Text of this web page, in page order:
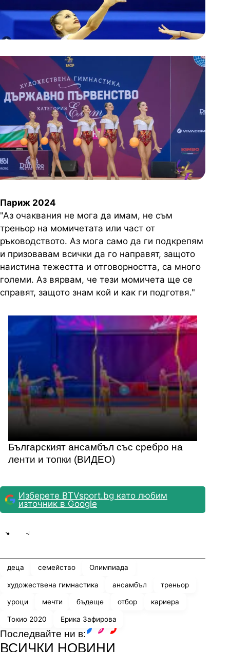
Париж 2024
"Аз очаквания не мога да имам, не съм
треньор на момичетата или част от
ръководството. Аз мога само да ги подкрепям
и призовавам всички да го направят, защото
наистина тежестта и отговорността, са много
големи. Аз вярвам, че тези момичета ще се
справят, защото знам кой и как ги подготвя."
Българският ансамбъл със сребро на
ленти и топки (ВИДЕО)
Изберете BTVsport.bg като любим
източник в Google
деца семейство Олимпиада
художествена гимнастика ансамбъл треньор
уроци мечти бъдеще отбор кариера
Токио 2020 Ерика Зафирова
Последвайте ни в:
ВСИЧКИ НОВИНИ